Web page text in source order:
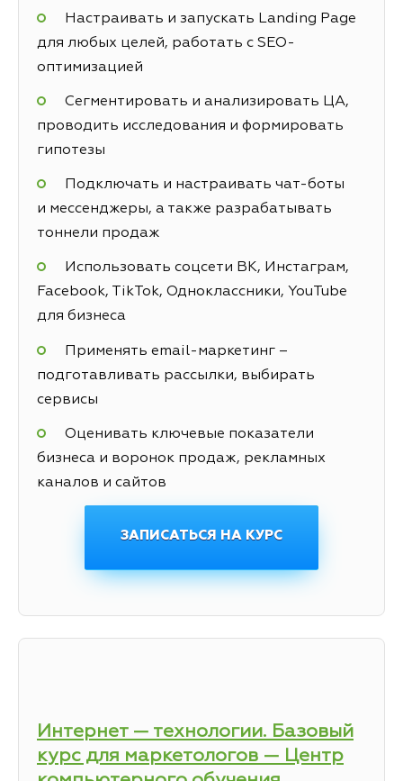
Настраивать и запускать Landing Page
для любых целей, работать с SEO-
оптимизацией
Сегментировать и анализировать ЦА,
проводить исследования и формировать
гипотезы
Подключать и настраивать чат-боты
и мессенджеры, а также разрабатывать
тоннели продаж
Использовать соцсети ВК, Инстаграм,
Facebook, TikTok, Одноклассники, YouTube
для бизнеса
Применять email-маркетинг –
подготавливать рассылки, выбирать
сервисы
Оценивать ключевые показатели
бизнеса и воронок продаж, рекламных
каналов и сайтов
ЗАПИСАТЬСЯ НА КУРС
Интернет — технологии. Базовый
курс для маркетологов — Центр